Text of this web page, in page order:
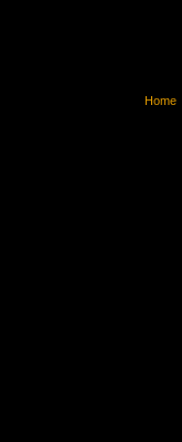
Home